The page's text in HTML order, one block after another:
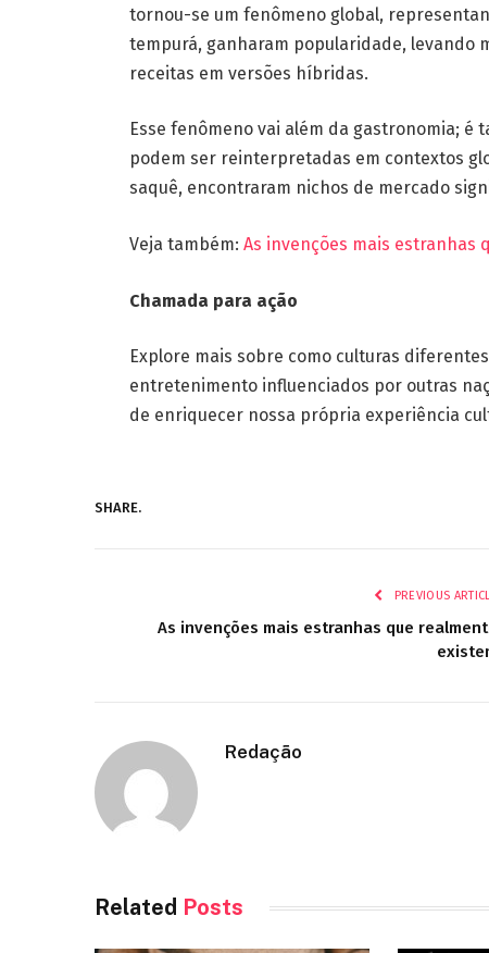
tornou-se um fenômeno global,
tempurá, ganharam popularidade, levando
receitas em versões híbridas.
Esse fenômeno vai além da gastronomia; é
podem ser reinterpretadas em contextos
saquê, encontraram nichos de mercado
Veja também: As invenções mais estranhas
Chamada para ação
Explore mais sobre como culturas
entretenimento influenciados por outras
de enriquecer nossa própria experiência
SHARE.
PREVIOUS
As invenções mais estranhas que
Redação
Related Posts